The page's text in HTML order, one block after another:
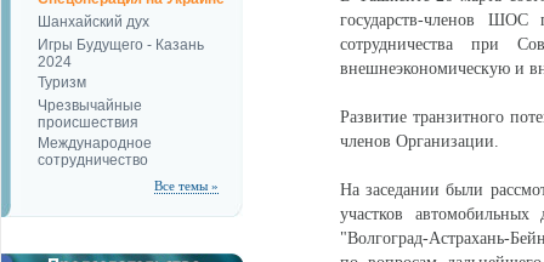
Шанхайский дух
Игры Будущего - Казань
2024
Туризм
Чрезвычайные
происшествия
Международное
сотрудничество
Все темы »
государств-членов ШОС
сотрудничества при
внешнеэкономическую и
Развитие транзитного
членов Организации.
На заседании были
участков
"Волгоград-Астрахань-